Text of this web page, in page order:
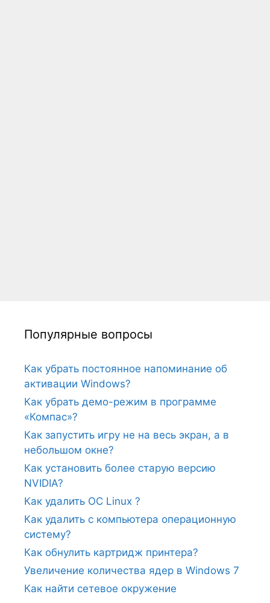
Популярные вопросы
Как убрать постоянное напоминание об
активации Windows?
Как убрать демо-режим в программе
«Компас»?
Как запустить игру не на весь экран, а в
небольшом окне?
Как установить более старую версию
NVIDIA?
Как удалить ОС Linux ?
Как удалить с компьютера операционную
систему?
Как обнулить картридж принтера?
Увеличение количества ядер в Windows 7
Как найти сетевое окружение